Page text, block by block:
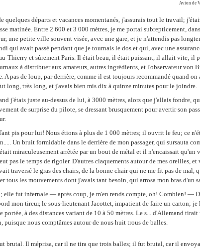
Avion de
quelques départs et vacances momentanés, j'assurais tout le travail;
matinée. Entre 2 600 et 3 000 mètres, je me portai subrepticement,
une petite ville souvent visée, avec une gare, et je n'attendis pas
qui avait passé pendant que je tournais le dos et qui, avec une
Thierry et sûrement Paris. Il était beau, il était puissant, il allait vite; il
à distribuer aux amateurs, autres ingrédients, et l'observateur von
A pas de loup, par derrière, comme il est toujours recommandé quand
long, très long, et j'avais bien mis dix à quinze minutes pour le joindre.
j'étais juste au-dessus de lui, à 3000 mètres, alors que j'allais fondre,
de surprise du pilote, se dressant brusquement pour avertir son
pis pour lui! Nous étions à plus de 1 000 mètres; il ouvrit le feu; ce
Un bruit formidable dans le derrière de mon passager, qui sursauta
miraculeusement arrêtée par un bout de métal et il n'encaissait qu'un
pas le temps de rigoler. D'autres claquements autour de mes oreilles,
traversé le gras des chairs, de la bonne chair qui ne me fit pas de mal,
tous les mouvements dont j'avais tant besoin, qui arrosa mon bras d'un
elle fut infernale — après coup, je m'en rends compte, oh! Combien! —
mon tireur, le sous-lieutenant Jacottet, impatient de faire un carton;
portée, à des distances variant de 10 à 50 mètres. Le s... d'Allemand
puisque nous comptâmes autour de nous huit trous de balles.
brutal. Il méprisa, car il ne tira que trois balles; il fut brutal, car il